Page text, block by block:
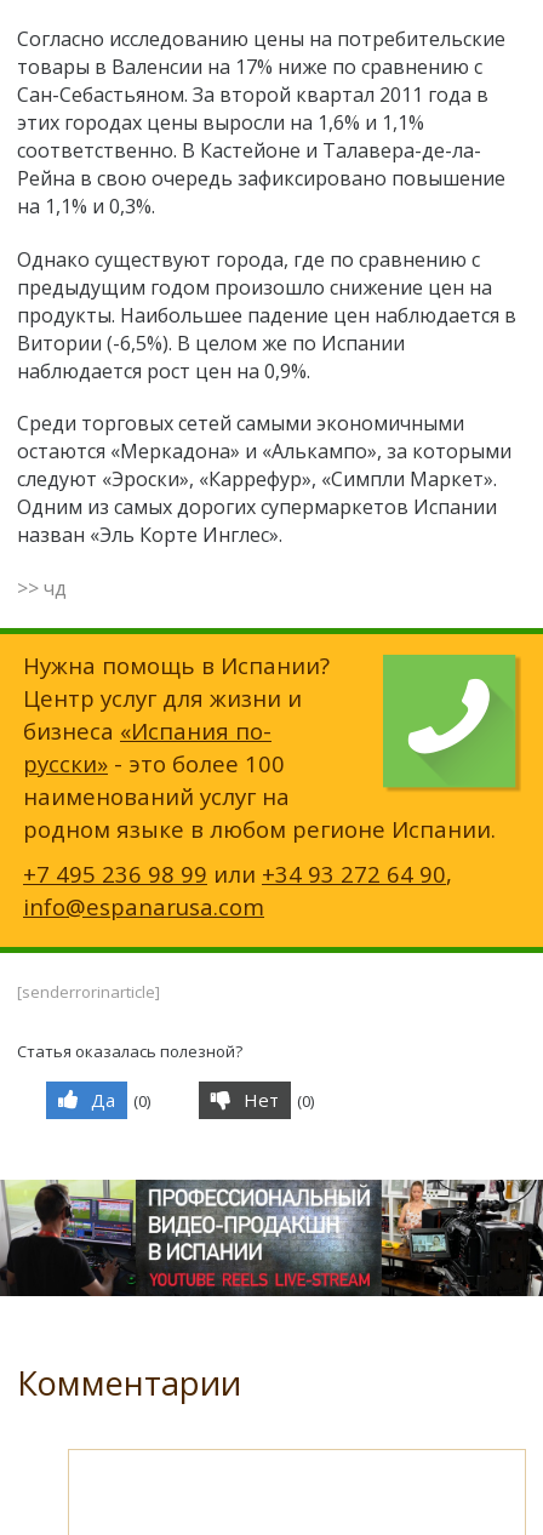
Согласно исследованию цены на потребительские
товары в Валенсии на 17% ниже по сравнению с
Сан-Себастьяном. За второй квартал 2011 года в
этих городах цены выросли на 1,6% и 1,1%
соответственно. В Кастейоне и Талавера-де-ла-
Рейна в свою очередь зафиксировано повышение
на 1,1% и 0,3%.
Однако существуют города, где по сравнению с
предыдущим годом произошло снижение цен на
продукты. Наибольшее падение цен наблюдается в
Витории (-6,5%). В целом же по Испании
наблюдается рост цен на 0,9%.
Среди торговых сетей самыми экономичными
остаются «Меркадона» и «Алькампо», за которыми
следуют «Эроски», «Каррефур», «Симпли Маркет».
Одним из самых дорогих супермаркетов Испании
назван «Эль Корте Инглес».
>> чд
Нужна помощь в Испании?
Центр услуг для жизни и
бизнеса «Испания по-
русски» - это более 100
наименований услуг на
родном языке в любом регионе Испании.
+7 495 236 98 99 или +34 93 272 64 90,
info@espanarusa.com
[senderrorinarticle]
Статья оказалась полезной?
Да (0) Нет (0)
Комментарии